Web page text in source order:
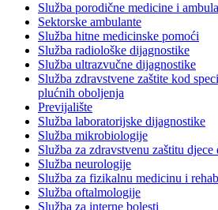
Služba porodične medicine i
Sektorske ambulante
Služba hitne medicinske pomoći
Služba radiološke dijagnostike
Služba ultrazvučne dijagnostike
Služba zdravstvene zaštite kod
plućnih oboljenja
Previjalište
Služba laboratorijske dijagnostike
Služba mikrobiologije
Služba za zdravstvenu zaštitu
Služba neurologije
Služba za fizikalnu medicinu i
Služba oftalmologije
Služba za interne bolesti